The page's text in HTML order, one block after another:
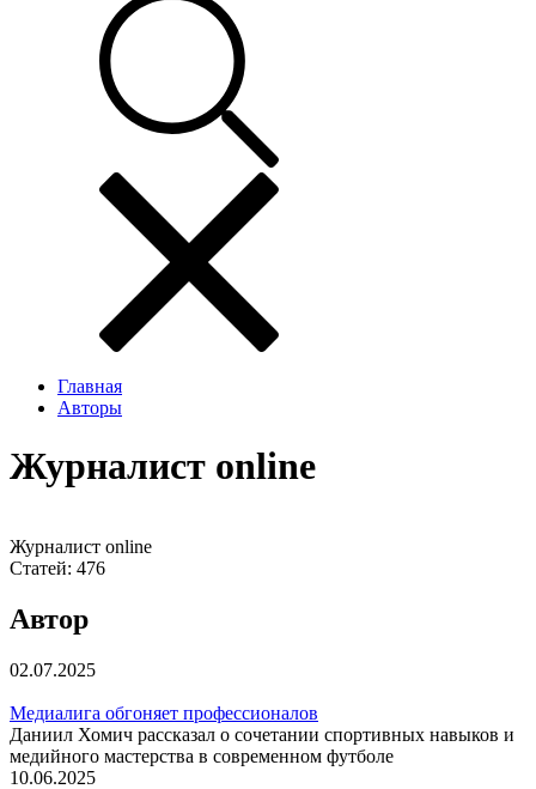
Главная
Авторы
Журналист online
Журналист online
Статей: 476
Автор
02.07.2025
Медиалига обгоняет профессионалов
Даниил Хомич рассказал о сочетании спортивных навыков и
медийного мастерства в современном футболе
10.06.2025